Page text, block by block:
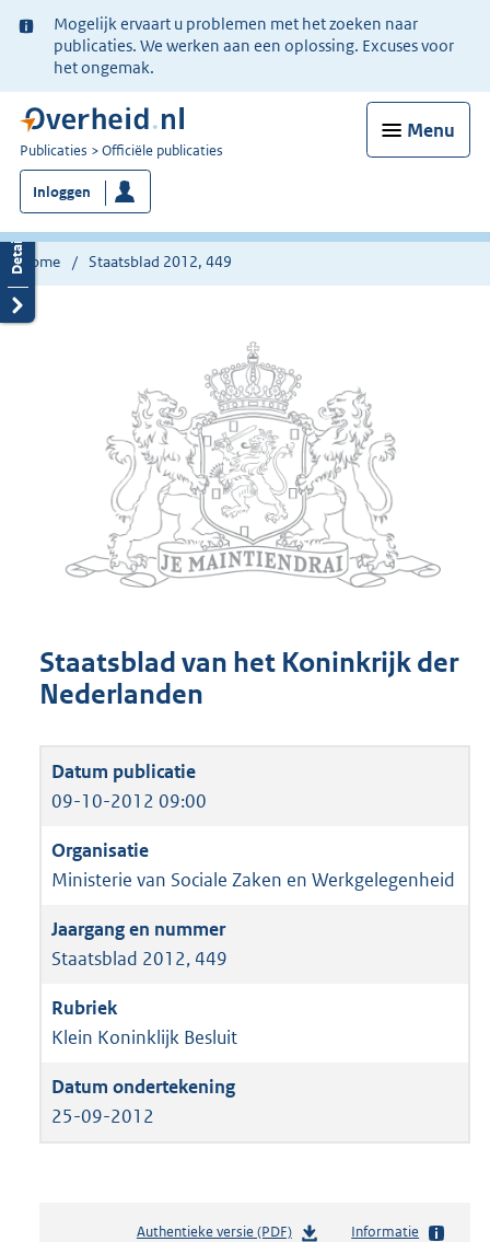
Ter
informatie:
Mogelijk ervaart u problemen met het zoeken naar
publicaties. We werken aan een oplossing. Excuses voor
het ongemak.
Menu
U
bent
nu
hier:
Publicaties Officiële publicaties
Inloggen
Home Staatsblad 2012, 449
Staatsblad van het Koninkrijk der
Nederlanden
09-10-2012 09:00
Ministerie van Sociale Zaken en Werkgelegenheid
Staatsblad 2012, 449
Klein Koninklijk Besluit
25-09-2012
Authentieke versie (PDF)b
Informatie